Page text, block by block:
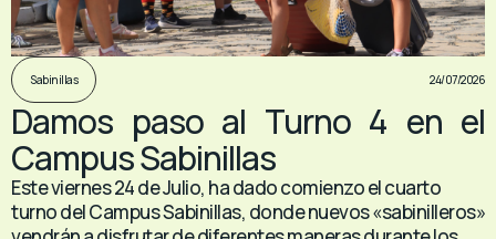
Sabinillas 24/07/2026
Damos paso al Turno 4 en el
Campus Sabinillas
Este viernes 24 de Julio, ha dado comienzo el cuarto
turno del Campus Sabinillas, donde nuevos «sabinilleros»